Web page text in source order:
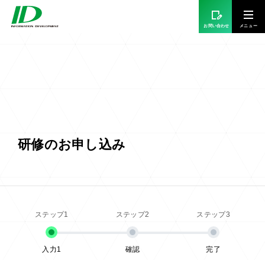
お問い合わせ
研修のお申し込み
入力1 確認 完了